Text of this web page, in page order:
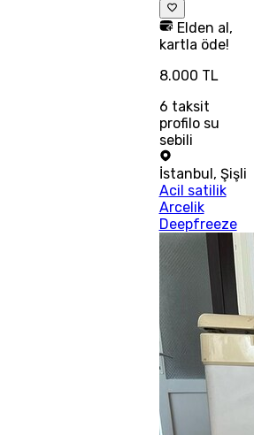
Elden al,
kartla öde!
8.000 TL
6 taksit
profilo su
sebili
İstanbul , Şişli
Acil satilik
Arcelik
Deepfreeze